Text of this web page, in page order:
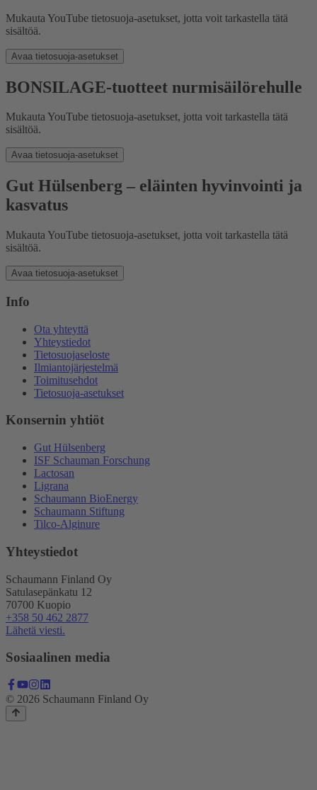
Mukauta YouTube tietosuoja-asetukset, jotta voit tarkastella tätä
sisältöä.
Avaa tietosuoja-asetukset
BONSILAGE-tuotteet nurmisäilörehulle
Mukauta YouTube tietosuoja-asetukset, jotta voit tarkastella tätä
sisältöä.
Avaa tietosuoja-asetukset
Gut Hülsenberg – eläinten hyvinvointi ja
kasvatus
Mukauta YouTube tietosuoja-asetukset, jotta voit tarkastella tätä
sisältöä.
Avaa tietosuoja-asetukset
Info
Ota yhteyttä
Yhteystiedot
Tietosuojaseloste
Ilmiantojärjestelmä
Toimitusehdot
Tietosuoja-asetukset
Konsernin yhtiöt
Gut Hülsenberg
ISF Schauman Forschung
Lactosan
Ligrana
Schaumann BioEnergy
Schaumann Stiftung
Tilco-Alginure
Yhteystiedot
Schaumann Finland Oy
Satulasepänkatu 12
70700 Kuopio
+358 50 462 2877
Lähetä viesti.
Sosiaalinen media
© 2026 Schaumann Finland Oy